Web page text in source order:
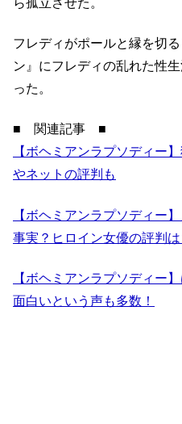
フレディがポールと縁を切
ン』にフレディの乱れた性
った。
■ 関連記事 ■
【ボヘミアンラプソディー
やネットの評判も
【ボヘミアンラプソディー
事実？ヒロイン女優の評判は
【ボヘミアンラプソディー
面白いという声も多数！